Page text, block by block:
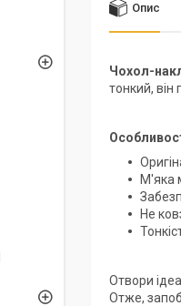
Опис
Чохол-
тонкий, він
М'яка
Не
Отвори
Отже,